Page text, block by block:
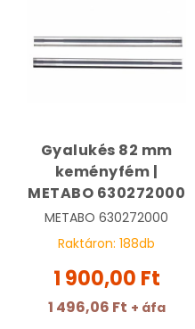
Gyalukés 82 mm
keményfém |
METABO 630272000
METABO 630272000
Raktáron: 188db
1 900,00 Ft
1 496,06 Ft + áfa